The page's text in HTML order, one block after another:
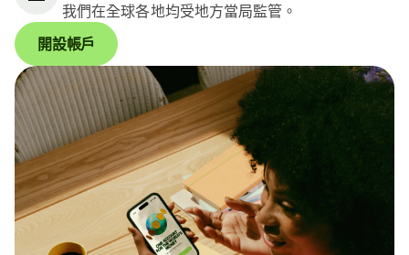
我們在全球各地均受地方當局監管。
開設帳戶